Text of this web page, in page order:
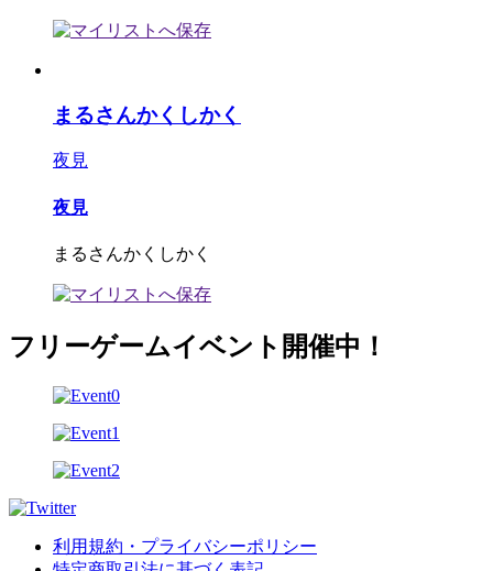
まるさんかくしかく
夜見
夜見
まるさんかくしかく
フリーゲームイベント開催中！
利用規約・プライバシーポリシー